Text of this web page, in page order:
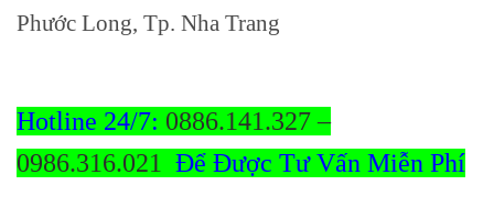
Phước Long, Tp. Nha Trang
Hotline 24/7: 0886.141.327 –
0986.316.021
Để Được Tư Vấn Miễn Phí